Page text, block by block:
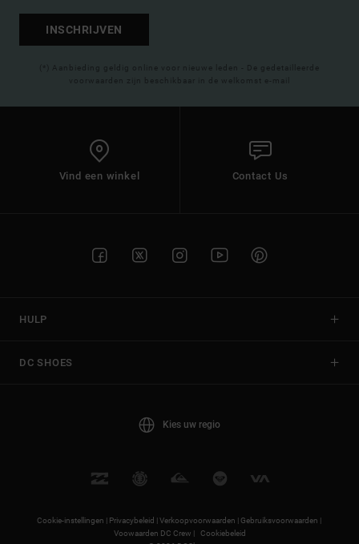
INSCHRIJVEN
(*) Aanbieding geldig online voor nieuwe leden - De gedetailleerde
voorwaarden zijn beschikbaar in de welkomst e-mail
Vind een winkel Contact Us
HULP
DC SHOES
Kies uw regio
Cookie-instellingen | Privacybeleid |Verkoopvoorwaarden |Gebruiksvoorwaarden |
Voowaarden DC Crew |
Cookiebeleid